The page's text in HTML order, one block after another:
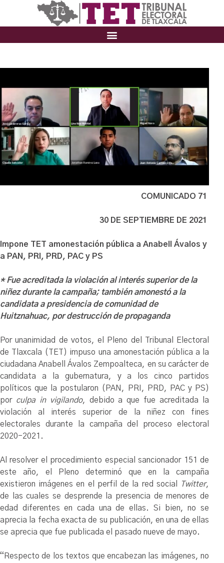
COMUNICADO 71
30 DE SEPTIEMBRE DE 2021
Impone TET amonestación pública a Anabell Ávalos y
a PAN, PRI, PRD, PAC y PS
* Fue acreditada la violación al interés superior de la
niñez durante la campaña; también amonestó a la
candidata a presidencia de comunidad de
Huitznahuac, por destrucción de propaganda
Por unanimidad de votos, el Pleno del Tribunal Electoral
de Tlaxcala (TET) impuso una amonestación pública a la
ciudadana Anabell Ávalos Zempoalteca, en su carácter de
candidata a la gubernatura, y a los cinco partidos
políticos que la postularon (PAN, PRI, PRD, PAC y PS)
por culpa in vigilando, debido a que fue acreditada la
violación al interés superior de la niñez con fines
electorales durante la campaña del proceso electoral
2020-2021.
Al resolver el procedimiento especial sancionador 151 de
este año, el Pleno determinó que en la campaña
existieron imágenes en el perfil de la red social
Twitter,
de las cuales se desprende la presencia de menores de
edad diferentes en cada una de ellas. Si bien, no se
aprecia la fecha exacta de su publicación, en una de ellas
se aprecia que fue publicada el pasado nueve de mayo.
“Respecto de los textos que encabezan las imágenes, no